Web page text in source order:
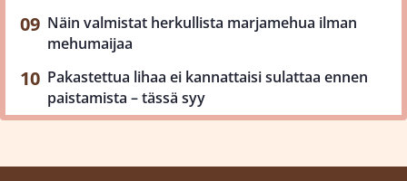
Näin valmistat herkullista marjamehua ilman
mehumaijaa
Pakastettua lihaa ei kannattaisi sulattaa ennen
paistamista – tässä syy